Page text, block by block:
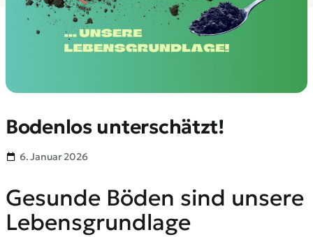
Bodenlos unterschätzt!
6. Januar 2026
Gesunde Böden sind unsere
Lebensgrundlage